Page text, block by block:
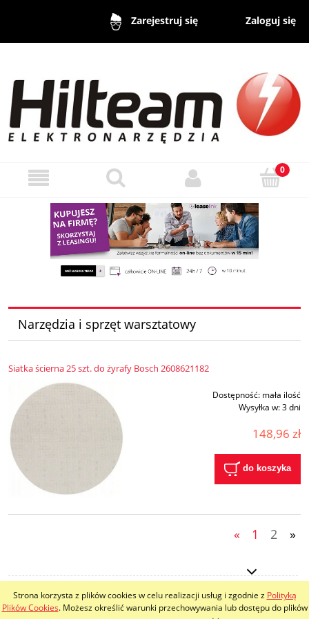
Strona korzysta z plików cookies w celu realizacji usług i zgodnie z Polityką
Plików Cookies. Możesz określić warunki przechowywania lub dostępu do plików
Zarejestruj się Zaloguj się
Narzędzia i sprzęt warsztatowy
Siatka ścierna 25 szt. do żyrafy Bosch 2608621182
Dostępność: mała ilość
Wysyłka w:3 dni
148,96 zł
do koszyka
« 1 2 »
pokaż pełną wersję strony